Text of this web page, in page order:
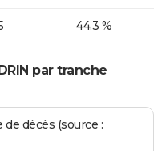
44,3 %
par tranche
décès (source :